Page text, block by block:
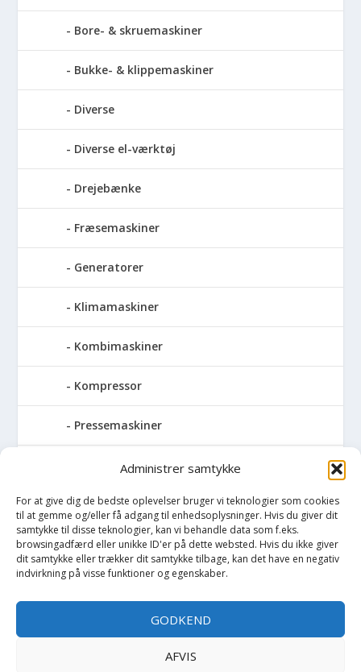
Administrer samtykke
For at give dig de bedste oplevelser bruger vi teknologier som cookies
til at gemme og/eller få adgang til enhedsoplysninger. Hvis du giver dit
samtykke til disse teknologier, kan vi behandle data som f.eks.
browsingadfærd eller unikke ID'er på dette websted. Hvis du ikke giver
dit samtykke eller trækker dit samtykke tilbage, kan det have en negativ
indvirkning på visse funktioner og egenskaber.
GODKEND
AFVIS
Bore- & skruemaskiner
Bukke- & klippemaskiner
Diverse
Diverse el-værktøj
Drejebænke
Fræsemaskiner
Generatorer
Klimamaskiner
Kombimaskiner
Kompressor
Pressemaskiner
Dornpresser
Værkstedspresser
Save
Søjlebore- & bænkboremaskiner